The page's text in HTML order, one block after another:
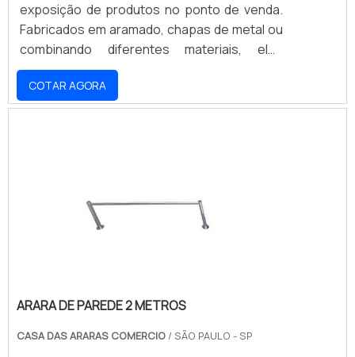
exposição de produtos no ponto de venda.
Fabricados em aramado, chapas de metal ou
combinando diferentes materiais, eles
garantem durabilidade, organização e
impacto visual. Desenvolvemos cada display
sob medida, seguindo a identidade da sua
orçamento e transforme seu PDV com a
COTAR AGORA
ARARA DE PAREDE 2 METROS
CASA DAS ARARAS COMERCIO / SÃO PAULO - SP